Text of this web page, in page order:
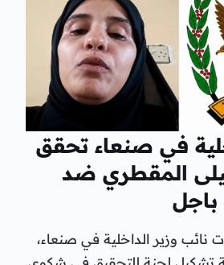
في صنعاء تحقق
المقطري ضد
نائب وزير الداخلية في صنعاء،